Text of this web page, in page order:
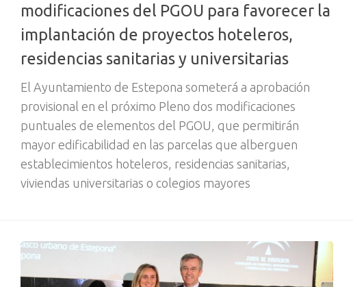
modificaciones del PGOU para favorecer la
implantación de proyectos hoteleros,
residencias sanitarias y universitarias
El Ayuntamiento de Estepona someterá a aprobación
provisional en el próximo Pleno dos modificaciones
puntuales de elementos del PGOU, que permitirán
mayor edificabilidad en las parcelas que alberguen
establecimientos hoteleros, residencias sanitarias,
viviendas universitarias o colegios mayores